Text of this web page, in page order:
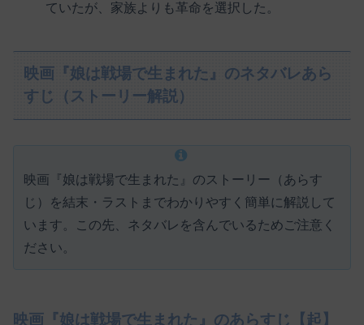
ていたが、家族よりも革命を選択した。
映画『娘は戦場で生まれた』のネタバレあら
すじ（ストーリー解説）
映画『娘は戦場で生まれた』のストーリー（あらす
じ）を結末・ラストまでわかりやすく簡単に解説して
います。この先、ネタバレを含んでいるためご注意く
ださい。
映画『娘は戦場で生まれた』のあらすじ【起】